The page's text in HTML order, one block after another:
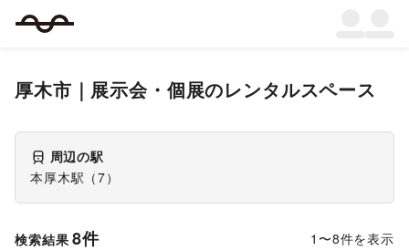
厚木市 ｜ 展示会・個展のレンタルスペース
周辺の駅
本厚木駅 （7）
検索結果 8件 1 〜8件を表示